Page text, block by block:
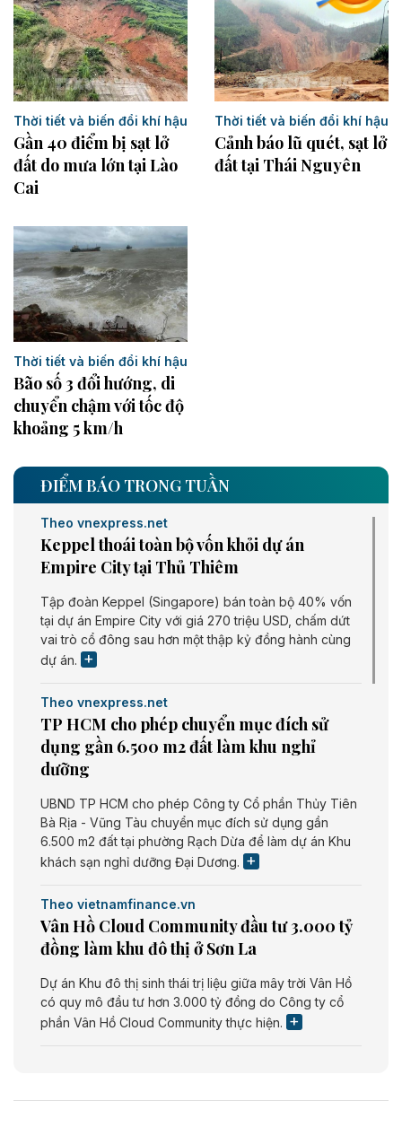
Thời tiết và biến đổi khí hậu
Gần 40 điểm bị sạt lở
đất do mưa lớn tại Lào
Cai
Thời tiết và biến đổi khí hậu
Cảnh báo lũ quét, sạt lở
đất tại Thái Nguyên ​
Thời tiết và biến đổi khí hậu
Bão số 3 đổi hướng, di
chuyển chậm với tốc độ
khoảng 5 km/h
ĐIỂM BÁO TRONG TUẦN
Theo vnexpress.net
Keppel thoái toàn bộ vốn khỏi dự án
Empire City tại Thủ Thiêm
Tập đoàn Keppel (Singapore) bán toàn bộ 40% vốn
tại dự án Empire City với giá 270 triệu USD, chấm dứt
vai trò cổ đông sau hơn một thập kỷ đồng hành cùng
dự án.
Theo vnexpress.net
TP HCM cho phép chuyển mục đích sử
dụng gần 6.500 m2 đất làm khu nghỉ
dưỡng
UBND TP HCM cho phép Công ty Cổ phần Thủy Tiên
Bà Rịa - Vũng Tàu chuyển mục đích sử dụng gần
6.500 m2 đất tại phường Rạch Dừa để làm dự án Khu
khách sạn nghỉ dưỡng Đại Dương.
Theo vietnamfinance.vn
Vân Hồ Cloud Community đầu tư 3.000 tỷ
đồng làm khu đô thị ở Sơn La
Dự án Khu đô thị sinh thái trị liệu giữa mây trời Vân Hồ
có quy mô đầu tư hơn 3.000 tỷ đồng do Công ty cổ
phần Vân Hồ Cloud Community thực hiện.